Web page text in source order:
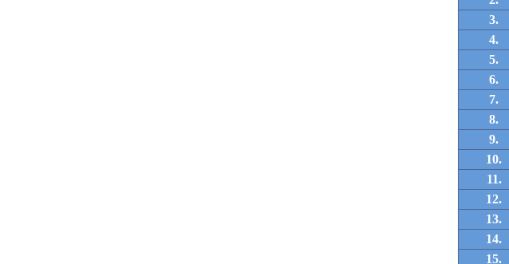
3.
4.
5.
6.
7.
8.
9.
10.
11.
12.
13.
14.
15.